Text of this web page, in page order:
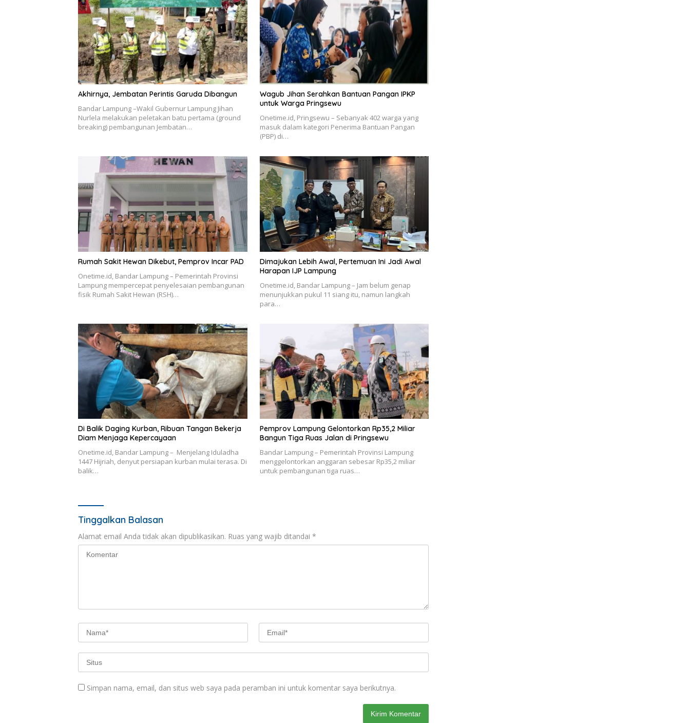
Akhirnya, Jembatan Perintis Garuda Dibangun
Bandar Lampung –Wakil Gubernur Lampung Jihan
Nurlela melakukan peletakan batu pertama (ground
breaking) pembangunan Jembatan…
Wagub Jihan Serahkan Bantuan Pangan IPKP
untuk Warga Pringsewu
Onetime.id, Pringsewu – Sebanyak 402 warga yang
masuk dalam kategori Penerima Bantuan Pangan
(PBP) di…
Rumah Sakit Hewan Dikebut, Pemprov Incar PAD
Onetime.id, Bandar Lampung – Pemerintah Provinsi
Lampung mempercepat penyelesaian pembangunan
fisik Rumah Sakit Hewan (RSH)…
Dimajukan Lebih Awal, Pertemuan Ini Jadi Awal
Harapan IJP Lampung
Onetime.id, Bandar Lampung – Jam belum genap
menunjukkan pukul 11 siang itu, namun langkah
para…
Di Balik Daging Kurban, Ribuan Tangan Bekerja
Diam Menjaga Kepercayaan
Onetime.id, Bandar Lampung – Menjelang Iduladha
1447 Hijriah, denyut persiapan kurban mulai terasa. Di
balik…
Pemprov Lampung Gelontorkan Rp35,2 Miliar
Bangun Tiga Ruas Jalan di Pringsewu
Bandar Lampung – Pemerintah Provinsi Lampung
menggelontorkan anggaran sebesar Rp35,2 miliar
untuk pembangunan tiga ruas…
Tinggalkan Balasan
Alamat email Anda tidak akan dipublikasikan. Ruas yang wajib ditandai *
Simpan nama, email, dan situs web saya pada peramban ini untuk komentar saya berikutnya.